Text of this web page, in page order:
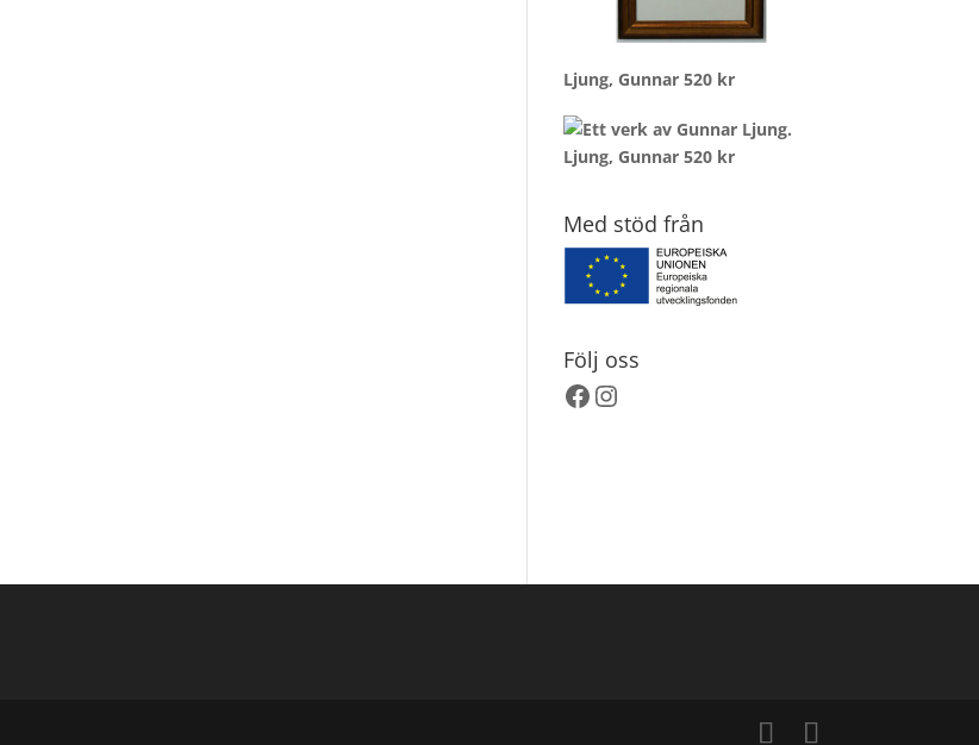
Ljung, Gunnar 520 kr
Ljung, Gunnar 520 kr
Med stöd från
Följ oss
Facebook
Instagram